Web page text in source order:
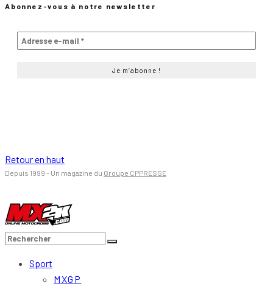
Abonnez-vous à notre newsletter
Retour en haut
Depuis 1999 - Un magazine du Groupe CPPRESSE
Sport
MXGP